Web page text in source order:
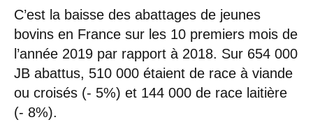
C’est la baisse des abattages de jeunes
bovins en France sur les 10 premiers mois de
l’année 2019 par rapport à 2018. Sur 654 000
JB abattus, 510 000 étaient de race à viande
ou croisés (- 5%) et 144 000 de race laitière
(- 8%).